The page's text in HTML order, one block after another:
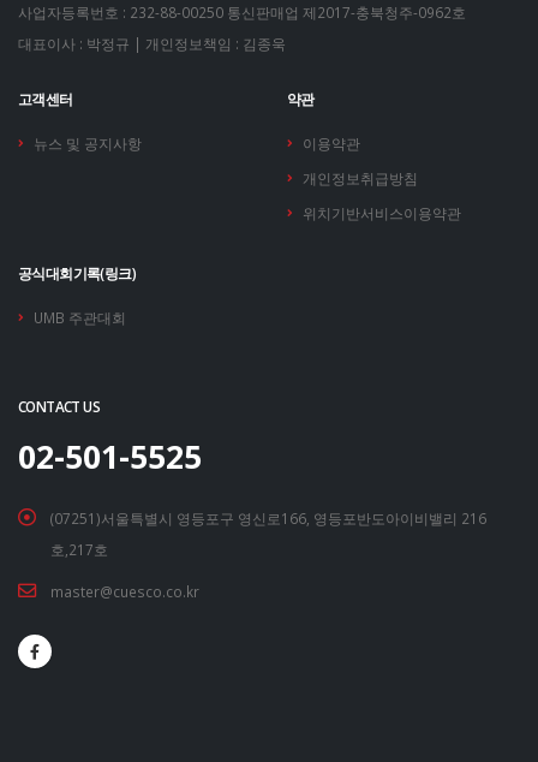
사업자등록번호 : 232-88-00250 통신판매업 제2017-충북청주-0962호
대표이사 : 박정규 | 개인정보책임 : 김종욱
고객센터
뉴스 및 공지사항
약관
이용약관
개인정보취급방침
위치기반서비스이용약관
공식대회기록(링크)
UMB 주관대회
CONTACT US
02-501-5525
(07251)서울특별시 영등포구 영신로166, 영등포반도아이비밸리 216
호,217호
master@cuesco.co.kr